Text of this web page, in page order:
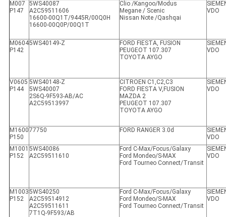
M007
P147
5WS40087
A2C59511606
16600-00Q1T/9445R/00Q0H
16600-00Q0P/00Q1T
Clio /Kangoo/Modus
Megane / Scenic
Nissan Note /Qashqai
VDO
M0604
P142
5WS40149-Z
FORD FIESTA, FUSION
PEUGEOT 107.307
TOYOTA AYGO
VDO
V0605
P144
5WS40148-Z
5WS40007
2S6Q-9F593-AB/AC
A2C59513997
CITROEN C1,C2,C3
FORD FIESTA V,FUSION
MAZDA 2
PEUGEOT 107.307
TOYOTA AYGO
VDO
M1600
P150
77750 FORD RANGER 3.0d
VDO
M1001
P152
5WS40086
A2C59511610
Ford C-Max/Focus/Galaxy
Ford Mondeo/S-MAX
Ford Tourneo Connect/Transit
VDO
M1003
P152
5WS40250
A2C59514912
A2C59511611
7T1Q-9F593/AB
Ford C-Max/Focus/Galaxy
Ford Mondeo/S-MAX
Ford Tourneo Connect/Transit
VDO